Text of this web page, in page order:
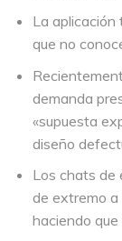
La
que no
demanda
«supuesta
diseño
Los chats de
de extremo a
haciendo